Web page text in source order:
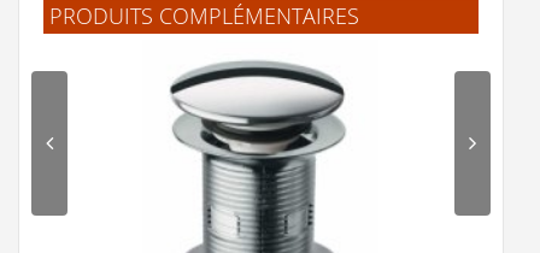
Meuble de salle de bain MINAO 60 en kit - 2 portes - Bois
Clair
Voir le produit
PRODUITS COMPLÉMENTAIRES